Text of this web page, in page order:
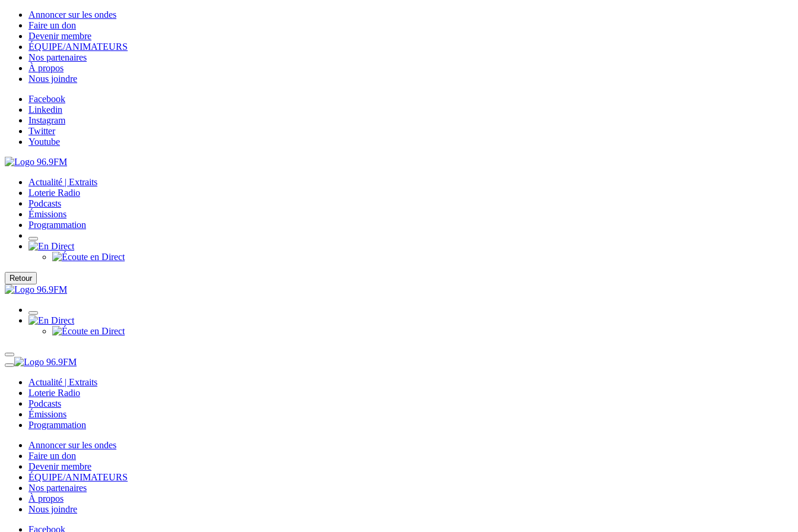
Annoncer sur les ondes
Faire un don
Devenir membre
ÉQUIPE/ANIMATEURS
Nos partenaires
À propos
Nous joindre
Facebook
Linkedin
Instagram
Twitter
Youtube
Actualité | Extraits
Loterie Radio
Podcasts
Émissions
Programmation
Retour
Actualité | Extraits
Loterie Radio
Podcasts
Émissions
Programmation
Annoncer sur les ondes
Faire un don
Devenir membre
ÉQUIPE/ANIMATEURS
Nos partenaires
À propos
Nous joindre
Facebook